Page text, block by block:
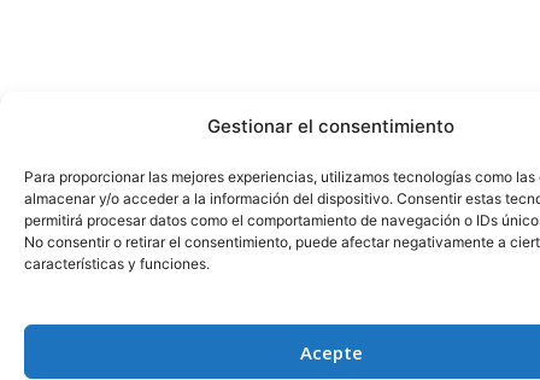
Gestionar el consentimiento
Para proporcionar las mejores experiencias, utilizamos tecnologías como
almacenar y/o acceder a la información del dispositivo. Consentir estas
permitirá procesar datos como el comportamiento de navegación o IDs
No consentir o retirar el consentimiento, puede afectar negativamente a
características y funciones.
Acepte